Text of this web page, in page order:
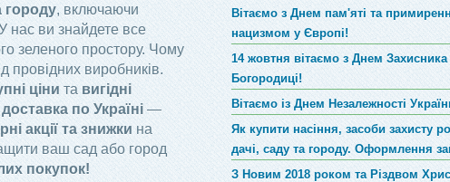
городу, включаючи
нас ви знайдете все
зеленого простору. Чому
провідних виробників.
ціни та вигідні
по Україні—
акції та знижки на
ваш сад або город
покупок!
Вітаємо з Днем пам'яті та
нацизмом у Європі!
14 жовтня вітаємо з Днем
Богородиці!
Вітаємо із Днем Незалежності
Як купити насіння, засоби захисту
дачі, саду та городу. Оформлення
З Новим 2018 роком та Різдвом